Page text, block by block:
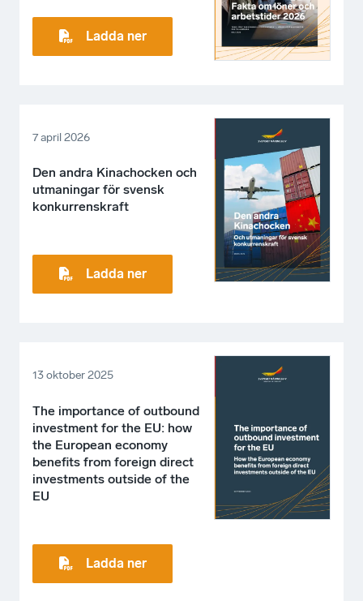
Ladda ner
7 april 2026
Den andra Kinachocken och
utmaningar för svensk
konkurrenskraft
Ladda ner
13 oktober 2025
The importance of outbound
investment for the EU: how
the European economy
benefits from foreign direct
investments outside of the
EU
Ladda ner